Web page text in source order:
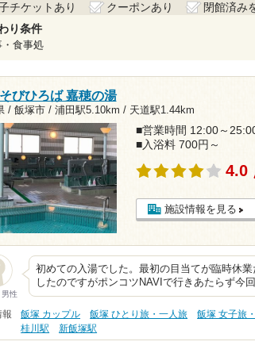
チケットあり クーポンあり
閉館済み
り条件
・食事処
びひろば 嘉穂の湯
/ 飯塚市 / 浦田駅5.10km / 天道駅1.44km
■営業時間 12:00～
■入浴料 700円～
4.0
施設情報を見る
性
初めての入湯でした。最初の目当てが臨時休
したのですがポンコツNAVIで行きあたらず今
報 飯塚 カップル 飯塚 ひとり旅・一人旅 飯塚 女子旅
桂川駅
新飯塚駅